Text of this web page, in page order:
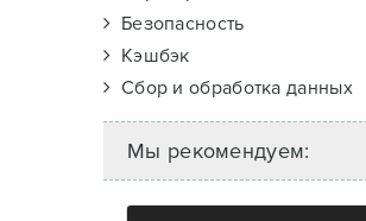
Безопасность
Кэшбэк
Сбор и обработка данных
Мы рекомендуем: